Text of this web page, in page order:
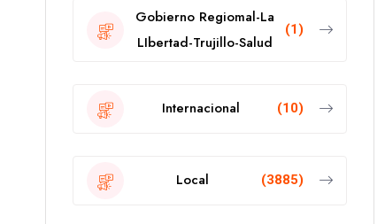
Gobierno Regiomal-La
LIbertad-Trujillo-Salud
(1)
Internacional (10)
Local (3885)